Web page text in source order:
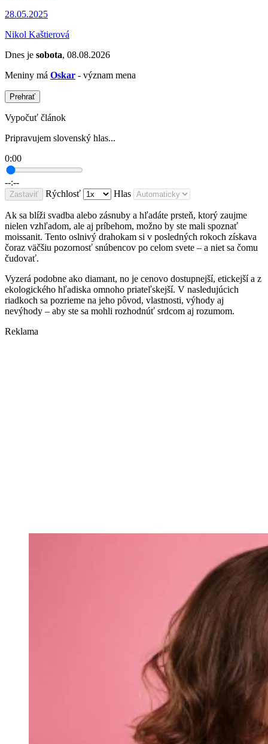
28.05.2025
Nikol Kaštierová
Dnes je sobota, 08.08.2026
Meniny má Oskar - význam mena
Prehrať
Vypočuť článok
Pripravujem slovenský hlas...
0:00
--:--
Zastaviť Rýchlosť Hlas
Ak sa blíži svadba alebo zásnuby a hľadáte prsteň, ktorý zaujme
nielen vzhľadom, ale aj príbehom, možno by ste mali spoznať
moissanit. Tento oslnivý drahokam si v posledných rokoch získava
čoraz väčšiu pozornosť snúbencov po celom svete – a niet sa čomu
čudovať.
Vyzerá podobne ako diamant, no je cenovo dostupnejší, etickejší a z
ekologického hľadiska omnoho priateľskejší. V nasledujúcich
riadkoch sa pozrieme na jeho pôvod, vlastnosti, výhody aj
nevýhody – aby ste sa mohli rozhodnúť srdcom aj rozumom.
Reklama